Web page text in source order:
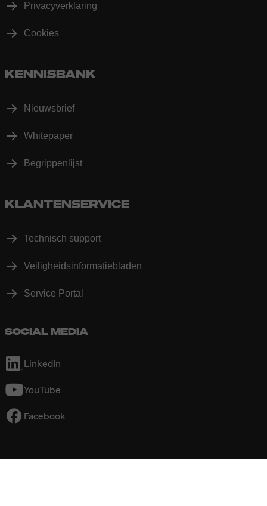
Privacyverklaring
Cookies
KENNISBANK
Nieuwsbrief
Whitepaper
Begrippenlijst
KLANTENSERVICE
Technisch support
Veiligheidsinformatiebladen
Service Portal
SOCIAL MEDIA
LinkedIn
YouTube
Facebook